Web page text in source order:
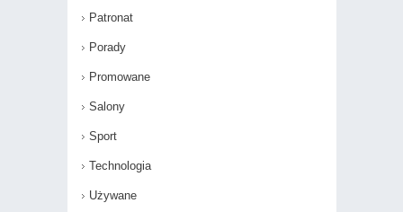
Patronat
Porady
Promowane
Salony
Sport
Technologia
Używane